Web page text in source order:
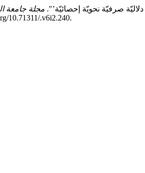
مجلة جامعة
doi.org/10.71311/.v6i2.240.